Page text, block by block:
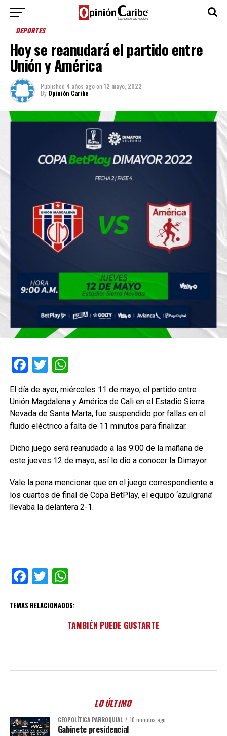
DEPORTES
Hoy se reanudará el partido entre
Unión y América
Published 4 años agoon 12 mayo, 2022
By Opinión Caribe
Facebook
TwitterWhatsApp
El día de ayer, miércoles 11 de mayo, el partido entre
Unión Magdalena y América de Cali en el Estadio Sierra
Nevada de Santa Marta, fue suspendido por fallas en el
fluido eléctrico a falta de 11 minutos para finalizar.
Dicho juego será reanudado a las 9:00 de la mañana de
este jueves 12 de mayo, así lo dio a conocer la Dimayor.
Vale la pena mencionar que en el juego correspondiente a
los cuartos de final de Copa BetPlay, el equipo ‘azulgrana’
llevaba la delantera 2-1.
Facebook
TwitterWhatsApp
TEMAS RELACIONADOS:
TAMBIÉN PUEDE GUSTARTE
LO ÚLTIMO
GEOPOLÍTICA PARROQUIAL 10 minutos ago
Gabinete presidencial